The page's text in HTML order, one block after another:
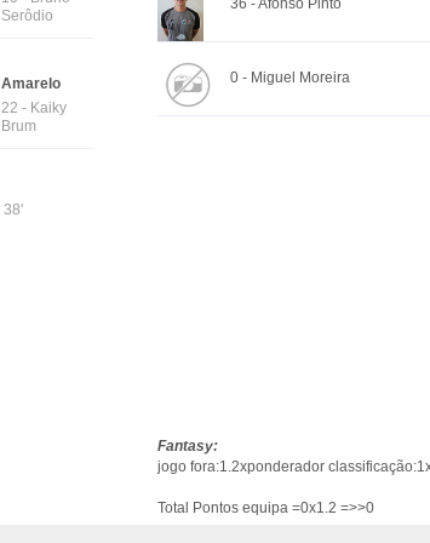
Serôdio
Amarelo
22 - Kaiky
Brum
38'
36 - Afonso Pinto
0 - Miguel Moreira
Fantasy:
jogo fora:1.2xponderador
Total Pontos equipa =0x1.2 =>>0